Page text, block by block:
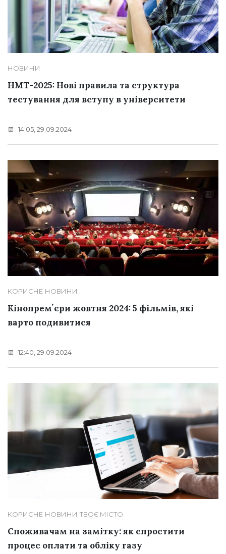
НОВИНИ
НМТ-2025: Нові правила та структура
тестування для вступу в університети
14:05, 29.09.2024
КОРИСНЕ НОВИНИ
Кінопремʼєри жовтня 2024: 5 фільмів, які
варто подивитися
12:40, 29.09.2024
КОРИСНЕ НОВИНИ ТВОЄ МІСТО
Споживачам на замітку: як спростити
процес оплати та обліку газу